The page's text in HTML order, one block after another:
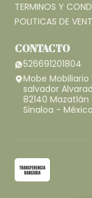
TERMINOS Y
POLITICAS DE
CONTACTO
526691201804
Mobe Mobiliario
salvador
82140
Sinaloa - México